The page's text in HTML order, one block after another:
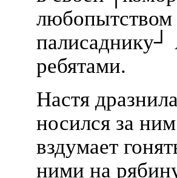
любопытством
палисаднику┘
ребятами.
Настя
носился за
вздумает
ними на